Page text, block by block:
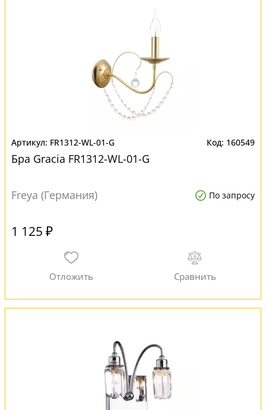
FR1312-WL-01-G 160549
Бра Gracia FR1312-WL-01-G
Freya (Германия) По запросу
1 125 ₽